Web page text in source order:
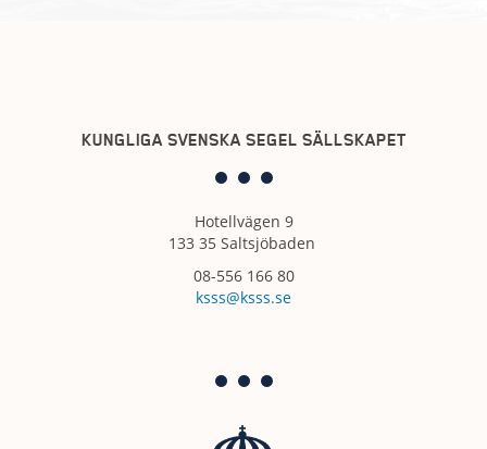
KUNGLIGA SVENSKA SEGEL SÄLLSKAPET
Hotellvägen 9
133 35 Saltsjöbaden
08-556 166 80
ksss@ksss.se